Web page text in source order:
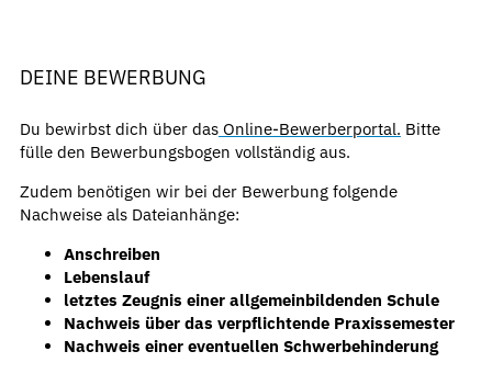
DEINE BEWERBUNG
Du bewirbst dich über dasOnline-Bewerberportal. Bitte
fülle den Bewerbungsbogen vollständig aus.
Zudem benötigen wir bei der Bewerbung folgende
Nachweise als Dateianhänge:
Anschreiben
Lebenslauf
letztes Zeugnis einer allgemeinbildenden Schule
Nachweis über das verpflichtende Praxissemester
Nachweis einer eventuellen Schwerbehinderung